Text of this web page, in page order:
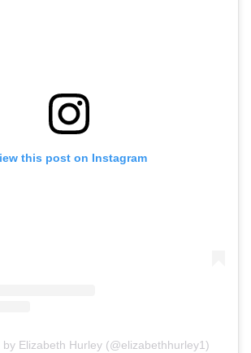
this post on Instagram
Elizabeth Hurley (@elizabethhurley1)